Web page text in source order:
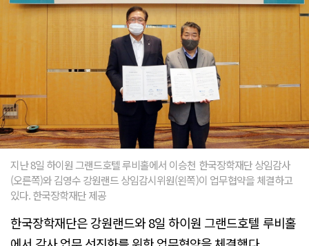
지난 8일 하이원 그랜드호텔 루비홀에서 이승천 한국장학재단 상임감사
(오른쪽)와 김영수 강원랜드 상임감시위원(왼쪽)이 업무협약을 체결하고
있다. 한국장학재단 제공
한국장학재단은 강원랜드와 8일 하이원 그랜드호텔 루비홀